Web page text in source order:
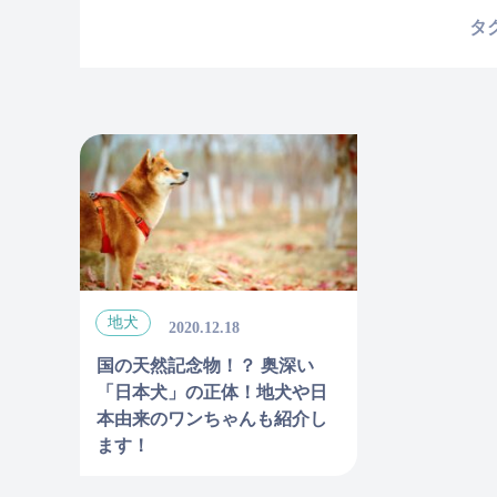
タ
地犬 2020.12.18
国の天然記念物！？ 奥深い
「日本犬」の正体！地犬や日
本由来のワンちゃんも紹介し
ます！